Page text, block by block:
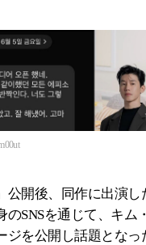
公開後、同作に出演
のSNSを通じて、キム
ジを公開し話題となっ